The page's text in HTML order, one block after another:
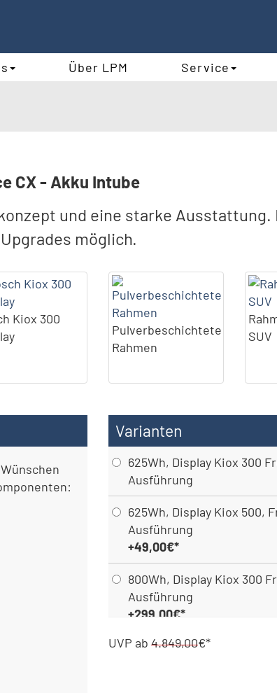
Über LPM Service
CX - Akku Intube
und eine starke Ausstattung.
möglich.
Kiox 300
Pulverbeschichtete
Rahmen
SUV
Varianten
625Wh, Display Kiox 300
Ausführung
625Wh, Display Kiox 500,
Ausführung
+49,00€*
800Wh, Display Kiox 300
Ausführung
+299,00€*
800Wh, Display Kiox 500,
UVP ab 4.849,00€*